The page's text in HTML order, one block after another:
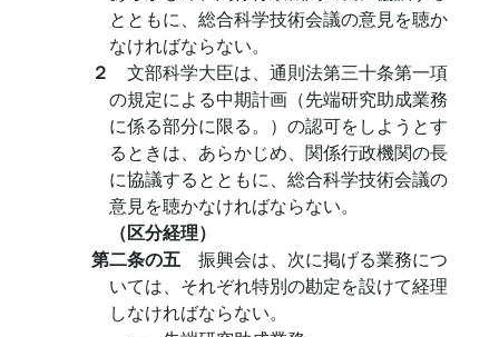
とともに、総合科学技術会議の意見を聴か
なければならない。
２ 文部科学大臣は、通則法第三十条第一項
の規定による中期計画（先端研究助成業務
に係る部分に限る。）の認可をしようとす
るときは、あらかじめ、関係行政機関の長
に協議するとともに、総合科学技術会議の
意見を聴かなければならない。
（区分経理）
第二条の五 振興会は、次に掲げる業務につ
いては、それぞれ特別の勘定を設けて経理
しなければならない。